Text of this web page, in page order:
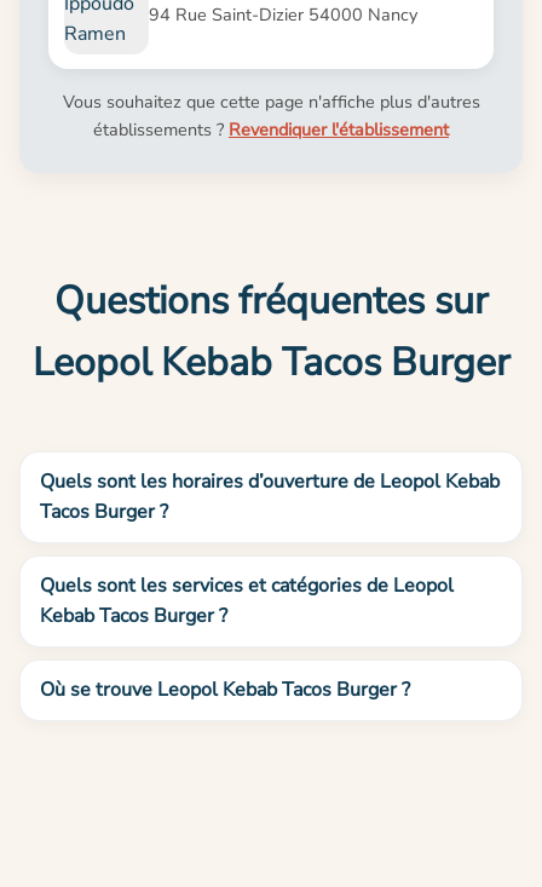
94 Rue Saint-Dizier 54000 Nancy
Vous souhaitez que cette page n'affiche plus d'autres
établissements ? Revendiquer l'établissement
Questions fréquentes sur
Leopol Kebab Tacos Burger
Quels sont les horaires d’ouverture de Leopol Kebab
Tacos Burger ?
Quels sont les services et catégories de Leopol
Kebab Tacos Burger ?
Où se trouve Leopol Kebab Tacos Burger ?